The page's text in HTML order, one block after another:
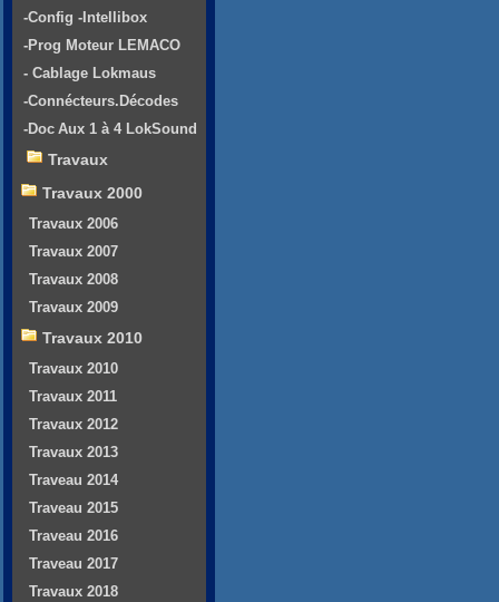
-Config -Intellibox
-Prog Moteur LEMACO
- Cablage Lokmaus
-Connécteurs.Décodes
-Doc Aux 1 à 4 LokSound
Travaux
Travaux 2000
Travaux 2006
Travaux 2007
Travaux 2008
Travaux 2009
Travaux 2010
Travaux 2010
Travaux 2011
Travaux 2012
Travaux 2013
Traveau 2014
Traveau 2015
Traveau 2016
Traveau 2017
Travaux 2018